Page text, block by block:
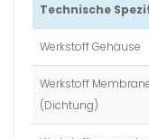
Technische
Werkstoff Gehäuse
Werkstoff
(Dichtung)